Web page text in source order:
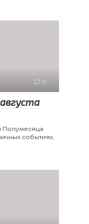
0
Полумесяца
событиях,